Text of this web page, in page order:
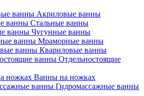
Акриловые ванны
Стальные ванны
Чугунные ванны
Мраморные ванны
Квариловые ванны
Отдельностоящие
Ванны на ножках
Гидромассажные ванны